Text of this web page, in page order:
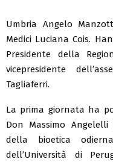
Umbria Angelo
Medici Luciana Cois.
Presidente della
vicepresidente
Tagliaferri.
La prima giornata ha
Don Massimo
della bioetica
dell’Università di